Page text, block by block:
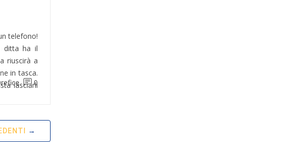
telefono!
ditta ha il
riuscirà a
in tasca.
lasciarli
0